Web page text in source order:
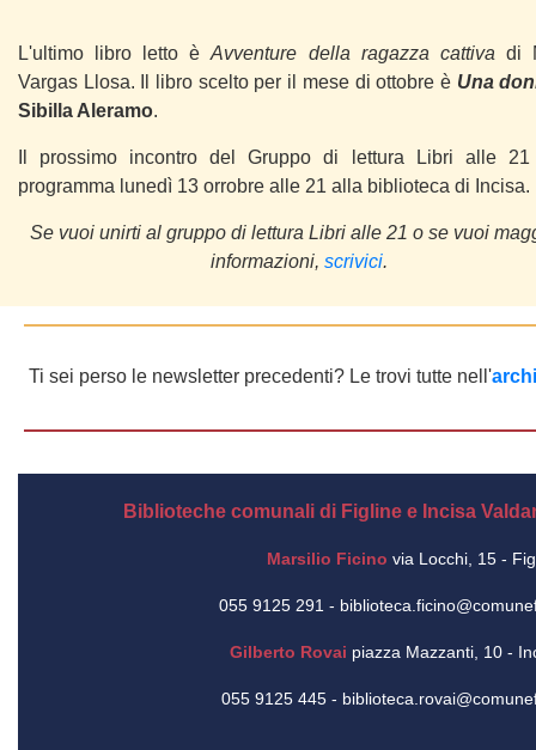
L'ultimo libro letto èAvventure della ragazza cattiva di
Vargas Llosa. Il libro scelto per il mese di ottobre è Una
Sibilla Aleramo.
Il prossimo incontro del Gruppo di lettura Libri alle
programma lunedì 13 orrobre alle 21 alla biblioteca di Incisa.
Se vuoi unirti al gruppo di lettura Libri alle 21 o se vuoi
informazioni, scrivici.
Ti sei perso le newsletter precedenti? Le trovi tutte nell'
Biblioteche comunali di Figline e Incisa
Marsilio Ficino via Locchi, 15 -
055 9125 291 -
Gilberto Rovai piazza Mazzanti, 10 -
055 9125 445 -